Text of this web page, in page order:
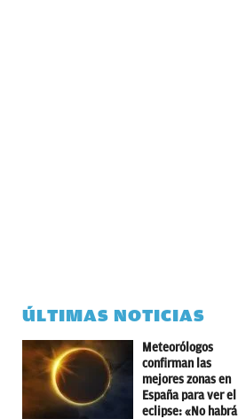
ÚLTIMAS NOTICIAS
Meteorólogos
confirman las
mejores zonas en
España para ver el
eclipse: «No habrá